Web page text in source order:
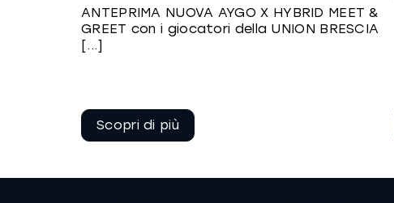
ANTEPRIMA NUOVA AYGO X HYBRID MEET &
GREET con i giocatori della UNION BRESCIA
[...]
Continua a
leggere